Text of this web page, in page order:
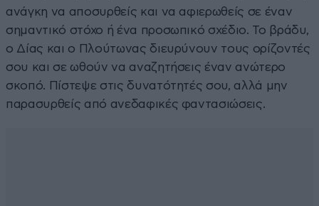
ανάγκη να αποσυρθείς και να αφιερωθείς σε έναν
σημαντικό στόχο ή ένα προσωπικό σχέδιο. Το βράδυ,
ο Δίας και ο Πλούτωνας διευρύνουν τους ορίζοντές
σου και σε ωθούν να αναζητήσεις έναν ανώτερο
σκοπό. Πίστεψε στις δυνατότητές σου, αλλά μην
παρασυρθείς από ανεδαφικές φαντασιώσεις.